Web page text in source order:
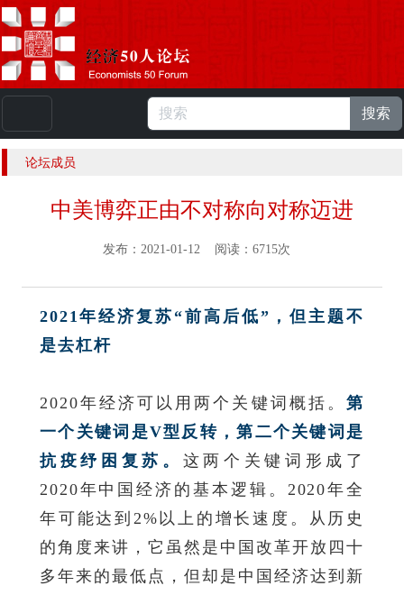
人 |English
搜索
论坛成员
中美博弈正由不对称向对称迈进
发布：2021-01-12 阅读：6715次
2021年经济复苏“前高后低”，但主题不
是去杠杆
2020年经济可以用两个关键词概括。 第
一个关键词是V型反转，第二个关键词是
抗疫纾困复苏。 这两个关键词形成了
2020年中国经济的基本逻辑。2020年全
年可能达到2%以上的增长速度。从历史
的角度来讲，它虽然是中国改革开放四十
多年来的最低点，但却是中国经济达到新